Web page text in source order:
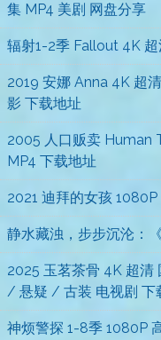
集 MP4 美剧 网盘分享
辐射1-2季 Fallout 4K
2019 安娜 Anna 4K 超
影 下载地址
2005 人口贩卖 Human
MP4 下载地址
2021 迪拜的女孩
静水藏浊，步步沉沦：
2025 玉茗茶骨 4K 超清
/ 悬疑 / 古装 电视剧 下
神烦警探 1-8季 1080P